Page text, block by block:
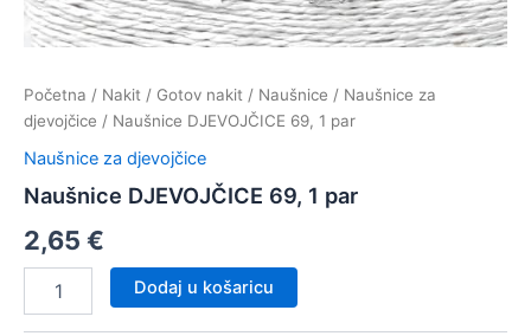
Početna / Nakit / Gotov nakit / Naušnice / Naušnice za
djevojčice / Naušnice DJEVOJČICE 69, 1 par
Naušnice za djevojčice
Naušnice DJEVOJČICE 69, 1 par
2,65 €
DJEVOJČICE
Dodaj u košaricu